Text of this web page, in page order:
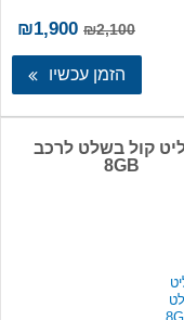
₪2,100
המחיר
המקורי
היה:
₪2,100.
₪1,900
הזמן עכשיו
קול בשלט לרכב
8GB